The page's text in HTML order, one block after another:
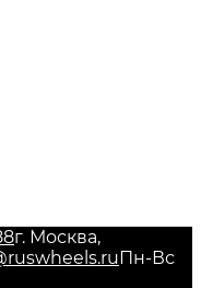
г. Москва,
Пн-Вс